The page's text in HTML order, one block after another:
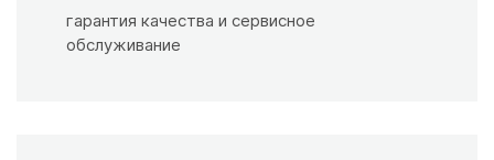
гарантия качества и сервисное
обслуживание